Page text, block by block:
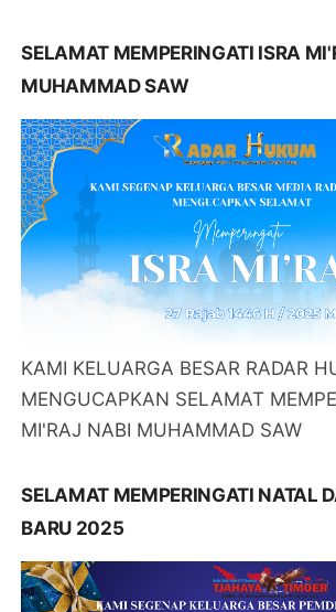
SELAMAT MEMPERINGATI ISRA
MUHAMMAD SAW
KAMI KELUARGA BESAR RADAR
MENGUCAPKAN SELAMAT
MI'RAJ NABI MUHAMMAD SAW
SELAMAT MEMPERINGATI NATAL
BARU 2025